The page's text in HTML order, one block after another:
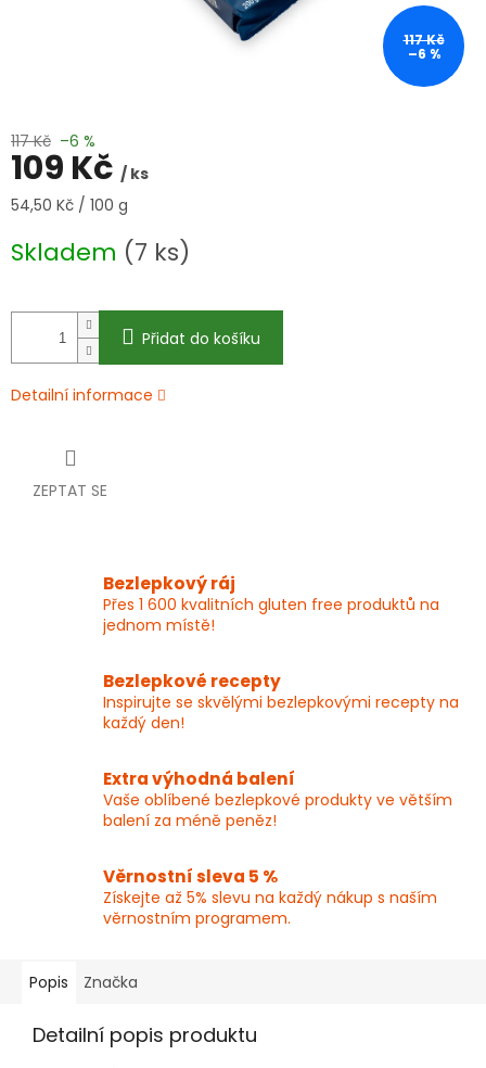
117 Kč
–6 %
117 Kč –6 %
109 Kč / ks
Měrná
54,50 Kč / 100 g
Skladem (7 ks)
Přidat do košíku
Detailní informace
ZEPTAT SE
Bezlepkový ráj
Přes 1 600 kvalitních gluten free produktů na
jednom místě!
Bezlepkové recepty
Inspirujte se skvělými bezlepkovými recepty na
každý den!
Extra výhodná balení
Vaše oblíbené bezlepkové produkty ve větším
balení za méně peněz!
Věrnostní sleva 5 %
Získejte až 5% slevu na každý nákup s naším
věrnostním programem.
Popis Značka
Detailní popis produktu